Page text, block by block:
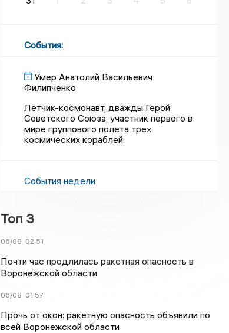
События:
Умер Анатолий Васильевич
Филипченко
Летчик-космонавт, дважды Герой
Советского Союза, участник первого в
мире группового полета трех
космических кораблей.
События недели
Топ 3
06/08 02:51
Почти час продлилась ракетная опасность в
Воронежской области
06/08 01:57
Прочь от окон: ракетную опасность объявили по
всей Воронежской области